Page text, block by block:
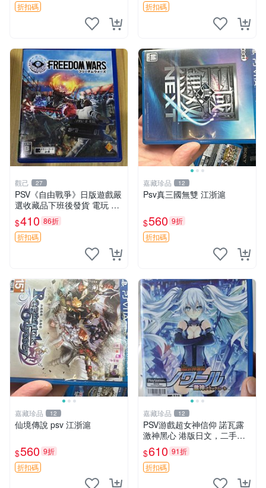
折扣碼
折扣碼
觀己 27
PSV《自由戰爭》日版遊戲嚴
選收藏品下班後發貨 電玩 測
試機 PS3 測試盒 測試片
$410 86折
折扣碼
嘉藏珍品 12
Psv真三國無雙 江浙滬
$560 9折
折扣碼
嘉藏珍品 12
仙境傳說 psv 江浙滬
$560 9折
折扣碼
嘉藏珍品 12
PSV游戲超女神信仰 諾瓦露
激神黑心 港版日文，二手箱
說全，幾乎全新 現貨，可，
發貨
$610 91折
折扣碼